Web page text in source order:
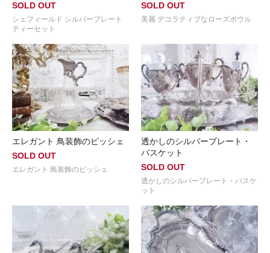
SOLD OUT
シェフィールド シルバープレート
ティーセット
SOLD OUT
美麗 デコラティブなローズボウル
エレガント 鳥装飾のピッシェ
SOLD OUT
エレガント 鳥装飾のピッシェ
透かしのシルバープレート・
バスケット
SOLD OUT
透かしのシルバープレート・バスケ
ット